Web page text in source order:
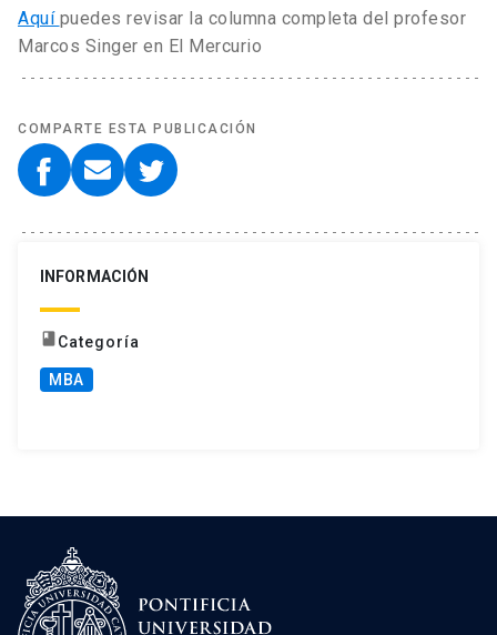
Aquí puedes revisar la columna completa del profesor
Marcos Singer en El Mercurio
COMPARTE ESTA PUBLICACIÓN
INFORMACIÓN
book Categoría
MBA